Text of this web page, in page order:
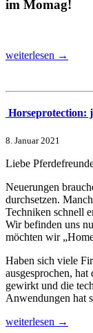
im Momag!
weiterlesen →
Horseprotection:
8. Januar 2021
Liebe
Neuerungen
durchsetzen.
Techniken schnell
Wir befinden uns
möchten wir
Haben sich viele
ausgesprochen,
gewirkt und die
Anwendungen hat
weiterlesen →